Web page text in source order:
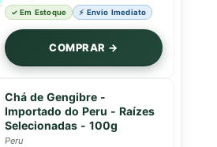
✓ Em Estoque ⚡ Envio Imediato
COMPRAR →
Chá de Gengibre -
Importado do Peru - Raízes
Selecionadas - 100g
Peru